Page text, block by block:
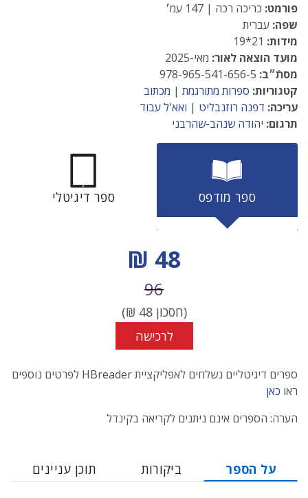
פורמט: כריכה רכה | 147 עמ׳
שפה: עברית
מידות:
מועד הוצאה לאור: מאי-2025
מסתֿ״ב:
קטגוריות: ספרות מתורגמת | מכתוב
עריכה: דפנה רוזנבליט | ואא'ל עבוד
תרגום: יהודה שנהב-שהרבני
ספר מודפס ספר דיגיטלי
מחיר הנחה
48 ₪
מחיר לפני הנחה
96
(חסכון48
₪)
לרכישה
ספרים דיגיטליים נשלחים לאפליקציית HBreader לפרטים נוספים
ראו כאן
הערה: הספרים אינם ניתנים לקריאה בקינדל
על הספר ביקורות תוכן עניינים